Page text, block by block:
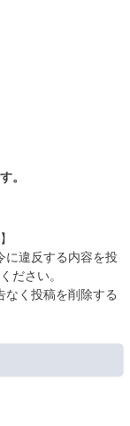
。
に違反する内容を投
ださい。
なく投稿を削除する